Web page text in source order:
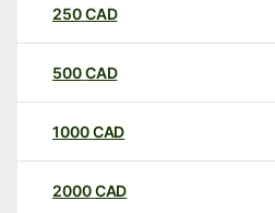
250CAD
500CAD
1000CAD
2000CAD